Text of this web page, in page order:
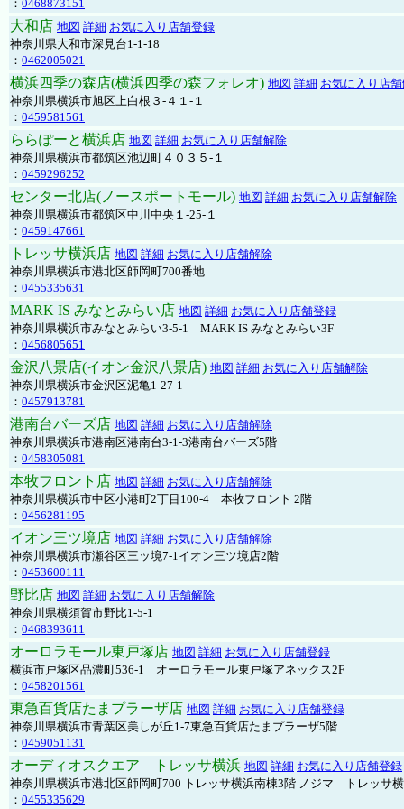
： 0468873151
大和店 地図 詳細 お気に入り店舗登録
神奈川県大和市深見台1-1-18
： 0462005021
横浜四季の森店(横浜四季の森フォレオ) 地図 詳細 お気に入り店
神奈川県横浜市旭区上白根３-４１-１
： 0459581561
ららぽーと横浜店 地図 詳細 お気に入り店舗解除
神奈川県横浜市都筑区池辺町４０３５-１
： 0459296252
センター北店(ノースポートモール) 地図 詳細 お気に入り店舗解除
神奈川県横浜市都筑区中川中央１-25-１
： 0459147661
トレッサ横浜店 地図 詳細 お気に入り店舗解除
神奈川県横浜市港北区師岡町700番地
： 0455335631
MARK IS みなとみらい店 地図 詳細 お気に入り店舗登録
神奈川県横浜市みなとみらい3-5-1 MARK IS みなとみらい3F
： 0456805651
金沢八景店(イオン金沢八景店) 地図 詳細 お気に入り店舗解除
神奈川県横浜市金沢区泥亀1-27-1
： 0457913781
港南台バーズ店 地図 詳細 お気に入り店舗解除
神奈川県横浜市港南区港南台3-1-3港南台バーズ5階
： 0458305081
本牧フロント店 地図 詳細 お気に入り店舗解除
神奈川県横浜市中区小港町2丁目100-4 本牧フロント 2階
： 0456281195
イオン三ツ境店 地図 詳細 お気に入り店舗解除
神奈川県横浜市瀬谷区三ッ境7-1イオン三ツ境店2階
： 0453600111
野比店 地図 詳細 お気に入り店舗解除
神奈川県横須賀市野比1-5-1
： 0468393611
オーロラモール東戸塚店 地図 詳細 お気に入り店舗登録
横浜市戸塚区品濃町536-1 オーロラモール東戸塚アネックス2F
： 0458201561
東急百貨店たまプラーザ店 地図 詳細 お気に入り店舗登録
神奈川県横浜市青葉区美しが丘1-7東急百貨店たまプラーザ5階
： 0459051131
オーディオスクエア トレッサ横浜 地図 詳細 お気に入り店舗登録
神奈川県横浜市港北区師岡町700 トレッサ横浜南棟3階 ノジマ トレッサ
： 0455335629